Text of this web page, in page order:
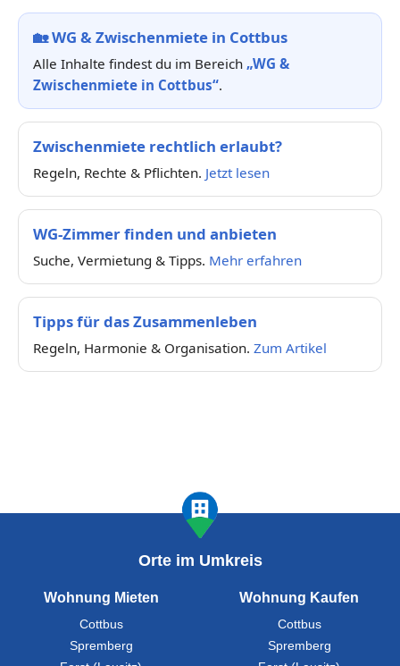
🏡WG & Zwischenmiete in Cottbus
Alle Inhalte findest du im Bereich „WG &
Zwischenmiete in Cottbus“.
Zwischenmiete rechtlich erlaubt?
Regeln, Rechte & Pflichten. Jetzt lesen
WG-Zimmer finden und anbieten
Suche, Vermietung & Tipps. Mehr erfahren
Tipps für das Zusammenleben
Regeln, Harmonie & Organisation. Zum Artikel
Orte im Umkreis
Wohnung Mieten
Cottbus
Spremberg
Wohnung Kaufen
Cottbus
Spremberg